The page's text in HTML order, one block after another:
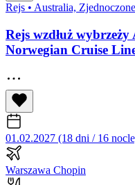
Rejs • Australia,
Rejs wzdłuż
Norwegian Cruise
01.02.2027 (18 dni / 16
Warszawa Chopin